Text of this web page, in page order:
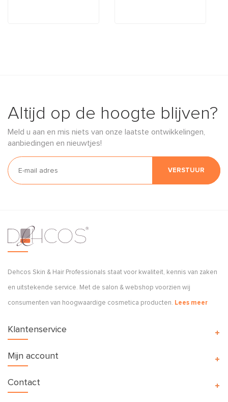
Altijd op de hoogte blijven?
Meld u aan en mis niets van onze laatste ontwikkelingen,
aanbiedingen en nieuwtjes!
VERSTUUR
Dehcos Skin & Hair Professionals staat voor kwaliteit, kennis van zaken
en uitstekende service. Met de salon & webshop voorzien wij
consumenten van hoogwaardige cosmetica producten. Lees meer
Klantenservice
Mijn account
Contact